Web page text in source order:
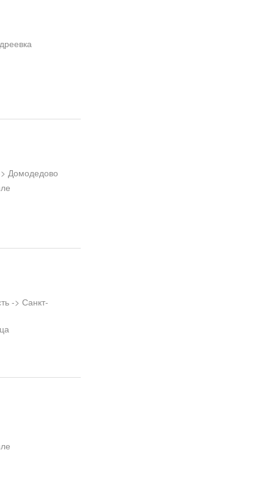
Домодедово
-> Санкт-